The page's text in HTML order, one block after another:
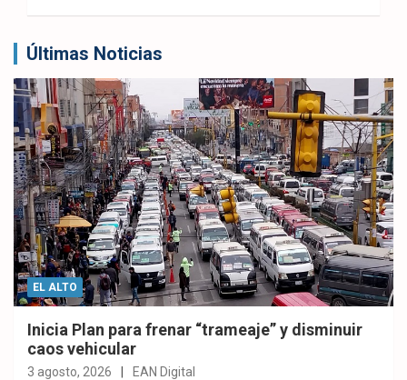
Últimas Noticias
EL ALTO
Inicia Plan para frenar “trameaje” y disminuir
caos vehicular
3 agosto, 2026 EAN Digital